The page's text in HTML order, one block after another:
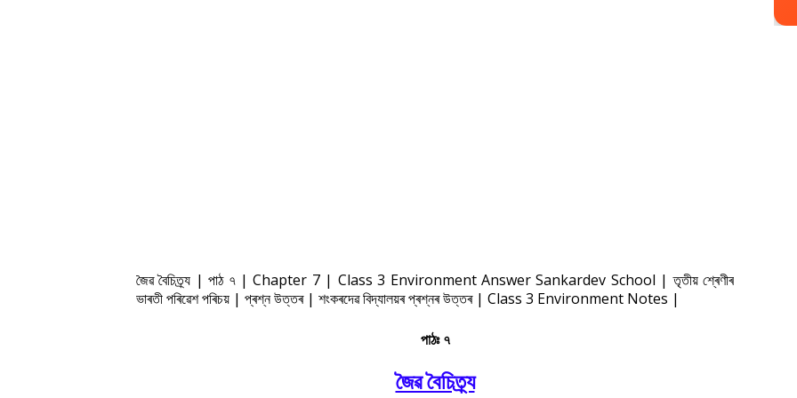
জৈৱ বৈচিত্ৰ্য | পাঠ ৭ | Chapter 7 | Class 3 Environment Answer Sankardev School | তৃতীয় শ্ৰেণীৰ
ভাৰতী পৰিৱেশ পৰিচয় | প্ৰশ্ন উত্তৰ | শংকৰদেৱ বিদ্যালয়ৰ প্ৰশ্নৰ উত্তৰ | Class 3 Environment Notes |
পাঠঃ ৭
জৈৱ বৈচিত্ৰ্য